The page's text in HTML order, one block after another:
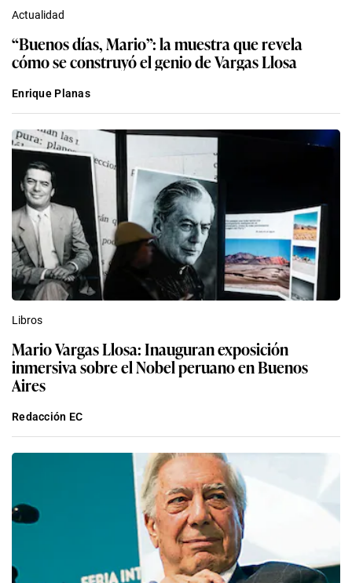
Actualidad
“Buenos días, Mario”: la muestra que revela
cómo se construyó el genio de Vargas Llosa
Enrique Planas
Libros
Mario Vargas Llosa: Inauguran exposición
inmersiva sobre el Nobel peruano en Buenos
Aires
Redacción EC